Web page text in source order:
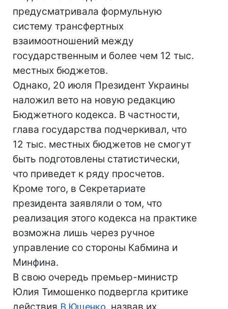
предусматривала формульную
систему трансфертных
взаимоотношений между
государственным и более чем 12 тыс.
местных бюджетов.
Однако, 20 июля Президент Украины
наложил вето на новую редакцию
Бюджетного кодекса. В частности,
глава государства подчеркивал, что
12 тыс. местных бюджетов не смогут
быть подготовлены статистически,
что приведет к ряду просчетов.
Кроме того, в Секретариате
президента заявляли о том, что
реализация этого кодекса на практике
возможна лишь через ручное
управление со стороны Кабмина и
Минфина.
В свою очередь премьер-министр
Юлия Тимошенко подвергла критике